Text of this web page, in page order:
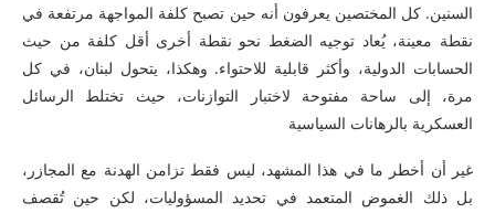
السنين. كل المختصين يعرفون أنه حين تصبح كلفة المواجهة مرتفعة في
نقطة معينة، يُعاد توجيه الضغط نحو نقطة أخرى أقل كلفة من حيث
الحسابات الدولية، وأكثر قابلية للاحتواء. وهكذا، يتحول لبنان، في كل
مرة، إلى ساحة مفتوحة لاختبار التوازنات، حيث تختلط الرسائل
العسكرية بالرهانات السياسية
غير أن أخطر ما في هذا المشهد، ليس فقط تزامن الهدنة مع المجازر،
بل ذلك الغموض المتعمد في تحديد المسؤوليات، لكن حين تُقصف